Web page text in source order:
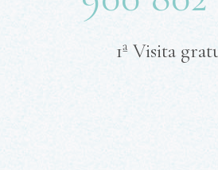
1ª Visita